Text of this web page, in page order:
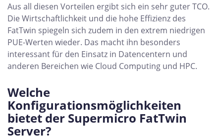
Aus all diesen Vorteilen ergibt sich ein sehr guter TCO.
Die Wirtschaftlichkeit und die hohe Effizienz des
FatTwin spiegeln sich zudem in den extrem niedrigen
PUE-Werten wieder. Das macht ihn besonders
interessant für den Einsatz in Datencentern und
anderen Bereichen wie Cloud Computing und HPC.
Welche
Konfigurationsmöglichkeiten
bietet der Supermicro FatTwin
Server?